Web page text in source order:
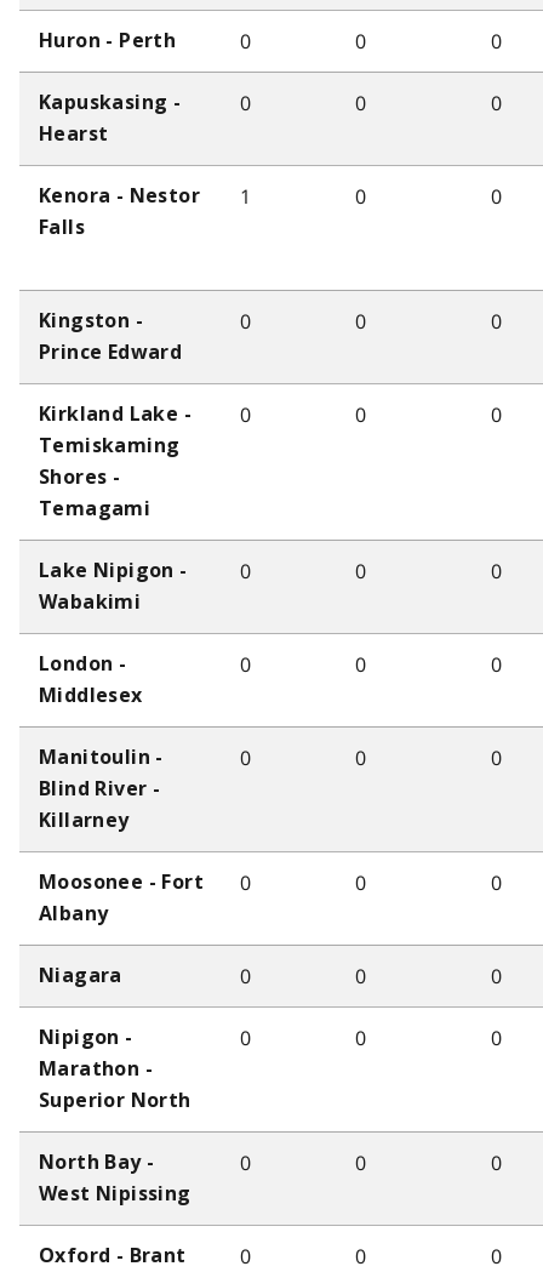
Huron - Perth 0 0 0
Kapuskasing -
Hearst
0 0 0
Kenora - Nestor
Falls
1 0 0
Kingston -
Prince Edward
0 0 0
Kirkland Lake -
Temiskaming
Shores -
Temagami
0 0 0
Lake Nipigon -
Wabakimi
0 0 0
London -
Middlesex
0 0 0
Manitoulin -
Blind River -
Killarney
0 0 0
Moosonee - Fort
Albany
0 0 0
Niagara 0 0 0
Nipigon -
Marathon -
Superior North
0 0 0
North Bay -
West Nipissing
0 0 0
Oxford - Brant 0 0 0